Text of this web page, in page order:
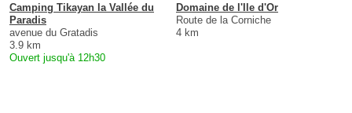
Camping Tikayan la Vallée du
Paradis
avenue du Gratadis
3.9 km
Ouvert jusqu'à 12h30
Domaine de l'Ile d'Or
Route de la Corniche
4 km